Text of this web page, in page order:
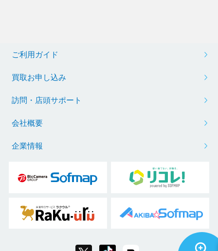
ご利用ガイド
買取お申し込み
訪問・店頭サポート
会社概要
企業情報